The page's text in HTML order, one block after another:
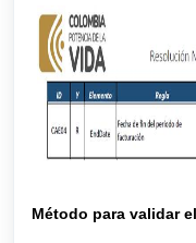
Método para validar